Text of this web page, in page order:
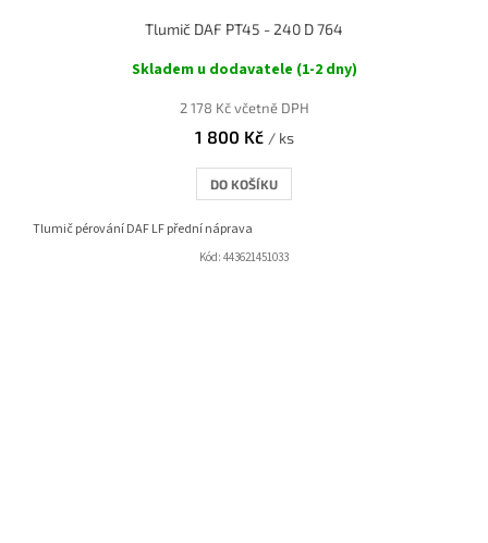
Tlumič DAF PT45 - 240 D 764
Skladem u dodavatele (1-2 dny)
2 178 Kč včetně DPH
1 800 Kč / ks
DO KOŠÍKU
Tlumič pérování DAF LF přední náprava
Kód: 443621451033